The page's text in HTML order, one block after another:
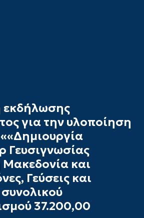
για την υλοποίηση
Γευσιγνωσίας
και
Γεύσεις και
37.200,00